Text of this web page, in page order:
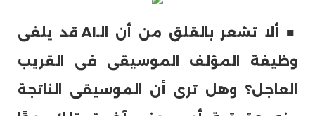
■ ألا تشعر بالقلق من أن الـAI قد يلغى
وظيفة المؤلف الموسيقى فى القريب
العاجل؟ وهل ترى أن الموسيقى الناتجة